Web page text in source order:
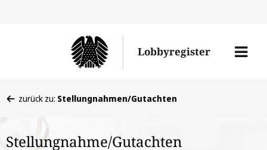
Lobbyregister
Menü
befinden
hier:
zurück zu: Stellungnahmen/Gutachten
Stellungnahme/Gutachten